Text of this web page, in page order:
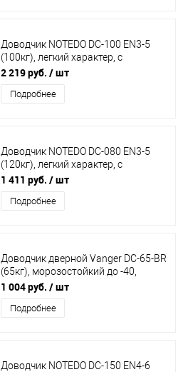
Доводчик NOTEDO DC-100 EN3-5
(100кг), легкий характер, с
рычажной тяго, коричневый
2 219 руб. / шт
Подробнее
Доводчик NOTEDO DC-080 EN3-5
(120кг), легкий характер, с
рычажной тягой,серебро
1 411 руб. / шт
Подробнее
Доводчик дверной Vanger DC-65-BR
(65кг), морозостойкий до -40,
коричневый 00022829
1 004 руб. / шт
Подробнее
Доводчик NOTEDO DC-150 EN4-6